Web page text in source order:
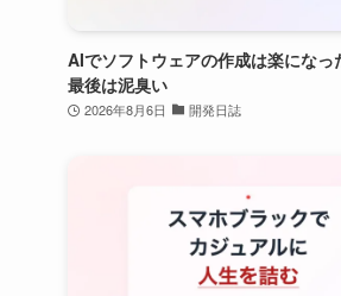
AIでソフトウェアの作成は楽になっ
最後は泥臭い
2026年8月6日 開発日誌